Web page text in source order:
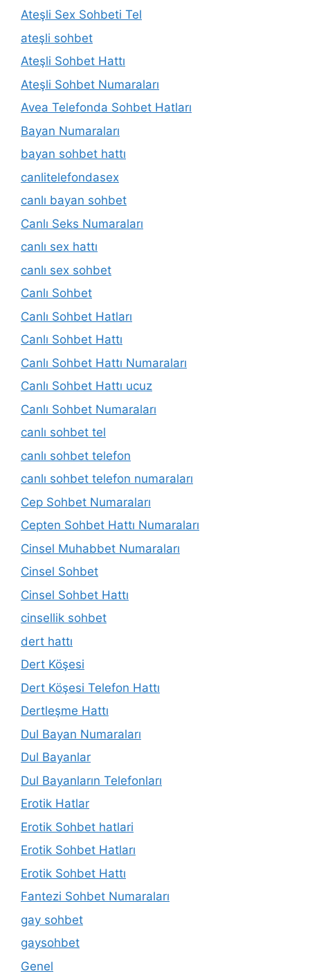
Ateşli Sex Sohbeti Tel
ateşli sohbet
Ateşli Sohbet Hattı
Ateşli Sohbet Numaraları
Avea Telefonda Sohbet Hatları
Bayan Numaraları
bayan sohbet hattı
canlitelefondasex
canlı bayan sohbet
Canlı Seks Numaraları
canlı sex hattı
canlı sex sohbet
Canlı Sohbet
Canlı Sohbet Hatları
Canlı Sohbet Hattı
Canlı Sohbet Hattı Numaraları
Canlı Sohbet Hattı ucuz
Canlı Sohbet Numaraları
canlı sohbet tel
canlı sohbet telefon
canlı sohbet telefon numaraları
Cep Sohbet Numaraları
Cepten Sohbet Hattı Numaraları
Cinsel Muhabbet Numaraları
Cinsel Sohbet
Cinsel Sohbet Hattı
cinsellik sohbet
dert hattı
Dert Köşesi
Dert Köşesi Telefon Hattı
Dertleşme Hattı
Dul Bayan Numaraları
Dul Bayanlar
Dul Bayanların Telefonları
Erotik Hatlar
Erotik Sohbet hatlari
Erotik Sohbet Hatları
Erotik Sohbet Hattı
Fantezi Sohbet Numaraları
gay sohbet
gaysohbet
Genel